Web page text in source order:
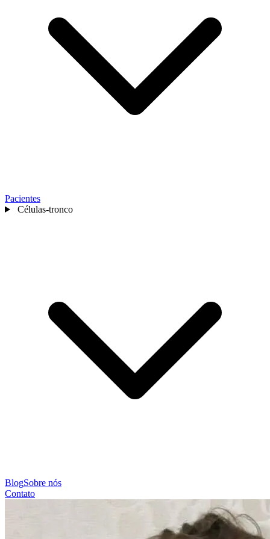
Pacientes
Células-tronco
BlogSobre nós
Contato